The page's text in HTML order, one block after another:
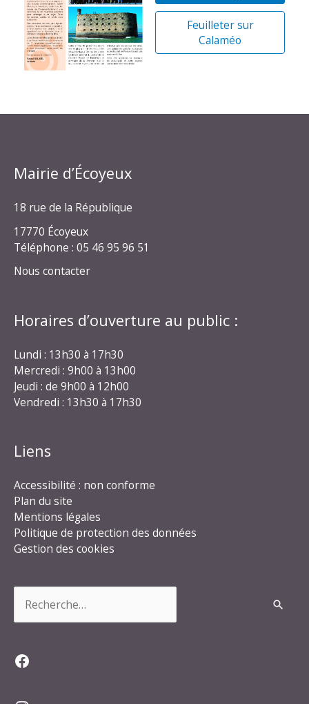
Feuilleter sur
Calaméo
Mairie d’Écoyeux
18 rue de la République
17770 Écoyeux
Téléphone : 05 46 95 96 51
Nous contacter
Horaires d’ouverture au public :
Lundi : 13h30 à 17h30
Mercredi : 9h00 à 13h00
Jeudi : de 9h00 à 12h00
Vendredi : 13h30 à 17h30
Liens
Accessibilité : non conforme
Plan du site
Mentions légales
Politique de protection des données
Gestion des cookies
Facebook